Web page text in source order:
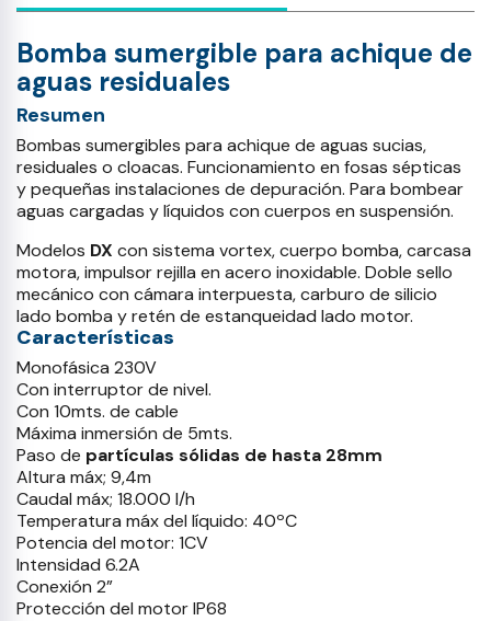
Bomba sumergible para achique de
aguas residuales
Resumen
Bombas sumergibles para achique de aguas sucias,
residuales o cloacas. Funcionamiento en fosas sépticas
y pequeñas instalaciones de depuración. Para bombear
aguas cargadas y líquidos con cuerpos en suspensión.
Modelos DX con sistema vortex, cuerpo bomba, carcasa
motora, impulsor rejilla en acero inoxidable. Doble sello
mecánico con cámara interpuesta, carburo de silicio
lado bomba y retén de estanqueidad lado motor.
Características
Monofásica 230V
Con interruptor de nivel.
Con 10mts. de cable
Máxima inmersión de 5mts.
Paso de partículas sólidas de hasta 28mm
Altura máx; 9,4m
Caudal máx; 18.000 l/h
Temperatura máx del líquido: 40ºC
Potencia del motor: 1CV
Intensidad 6.2A
Conexión 2”
Protección del motor IP68